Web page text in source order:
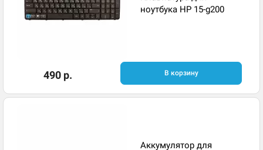
ноутбука HP 15-g200
490 р. В корзину
Аккумулятор для